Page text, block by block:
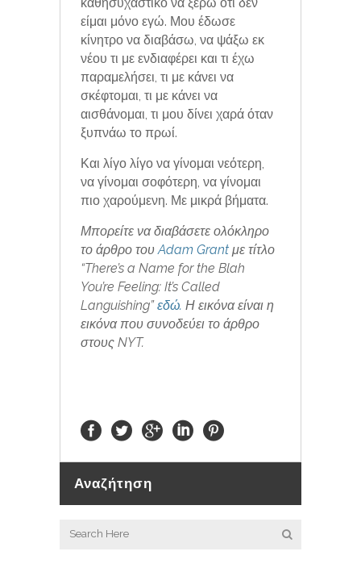
καθησυχαστικό να ξέρω ότι δεν
είμαι μόνο εγώ. Μου έδωσε
κίνητρο να διαβάσω, να ψάξω εκ
νέου τι με ενδιαφέρει και τι έχω
παραμελήσει, τι με κάνει να
σκέφτομαι, τι με κάνει να
αισθάνομαι, τι μου δίνει χαρά όταν
ξυπνάω το πρωί.
Και λίγο λίγο να γίνομαι νεότερη,
να γίνομαι σοφότερη, να γίνομαι
πιο χαρούμενη. Με μικρά βήματα.
Μπορείτε να διαβάσετε ολόκληρο
το άρθρο τουAdam Grant με τίτλο
“There’s a Name for the Blah
You’re Feeling: It’s Called
Languishing”εδώ. Η εικόνα είναι η
εικόνα που συνοδεύει το άρθρο
στους NYT.
Αναζήτηση